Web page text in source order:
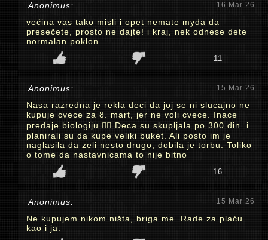
Anonimus: 16 Mar 26
većina vas tako misli i opet nemate myda da
presečete, prosto ne dajte! i kraj, nek odnese dete
normalan poklon
11
Anonimus: 15 Mar 26
Nasa razredna je rekla deci da joj se ni slucajno ne
kupuje cvece za 8. mart, jer ne voli cvece. Inace
predaje biologiju 🤦‍♀️ Deca su skupljala po 300 din. i
planirali su da kupe veliki buket. Ali posto im je
naglasila da zeli nesto drugo, dobila je torbu. Toliko
o tome da nastavnicama to nije bitno
16
Anonimus: 15 Mar 26
Ne kupujem nikom ništa, briga me. Rade za plaću
kao i ja.